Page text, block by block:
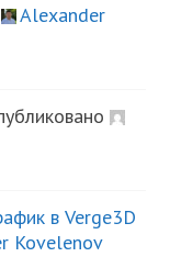
Alexander
в Verge3D
Kovelenov